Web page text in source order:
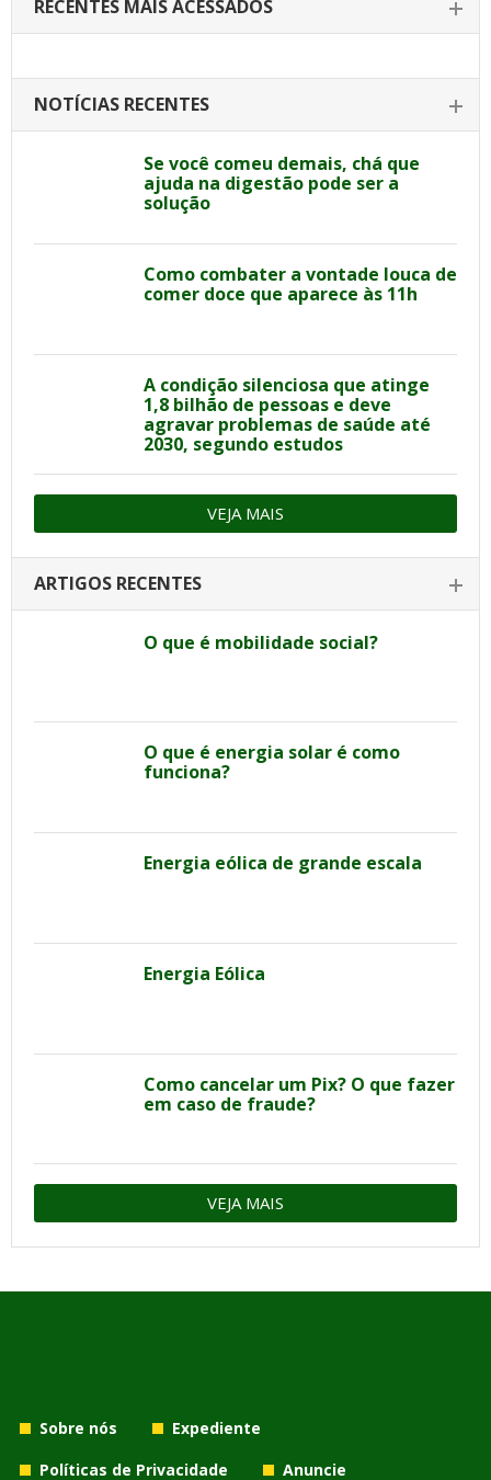
RECENTES MAIS ACESSADOS
NOTÍCIAS RECENTES
Se você comeu demais, chá que
ajuda na digestão pode ser a
solução
Como combater a vontade louca de
comer doce que aparece às 11h
A condição silenciosa que atinge
1,8 bilhão de pessoas e deve
agravar problemas de saúde até
2030, segundo estudos
VEJA MAIS
ARTIGOS RECENTES
O que é mobilidade social?
O que é energia solar é como
funciona?
Energia eólica de grande escala
Energia Eólica
Como cancelar um Pix? O que fazer
em caso de fraude?
VEJA MAIS
Sobre nós
Expediente
Políticas de Privacidade
Anuncie